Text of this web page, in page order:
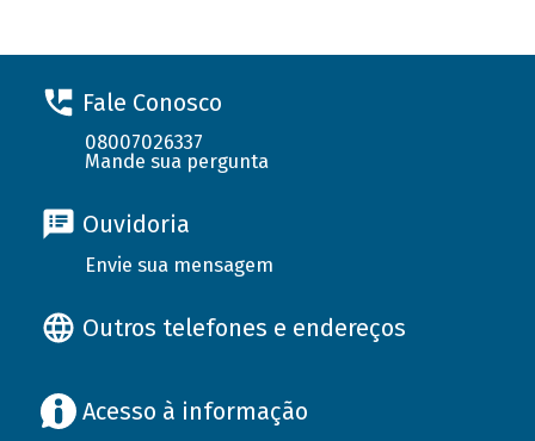
Fale Conosco
08007026337
Mande sua pergunta
Ouvidoria
Envie sua mensagem
Outros telefones e endereços
Acesso à informação